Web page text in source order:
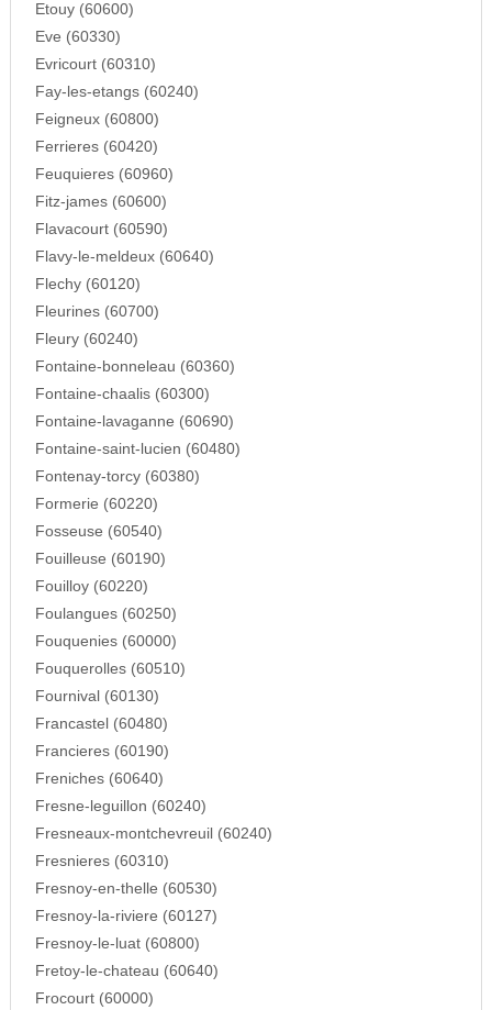
Etouy (60600)
Eve (60330)
Evricourt (60310)
Fay-les-etangs (60240)
Feigneux (60800)
Ferrieres (60420)
Feuquieres (60960)
Fitz-james (60600)
Flavacourt (60590)
Flavy-le-meldeux (60640)
Flechy (60120)
Fleurines (60700)
Fleury (60240)
Fontaine-bonneleau (60360)
Fontaine-chaalis (60300)
Fontaine-lavaganne (60690)
Fontaine-saint-lucien (60480)
Fontenay-torcy (60380)
Formerie (60220)
Fosseuse (60540)
Fouilleuse (60190)
Fouilloy (60220)
Foulangues (60250)
Fouquenies (60000)
Fouquerolles (60510)
Fournival (60130)
Francastel (60480)
Francieres (60190)
Freniches (60640)
Fresne-leguillon (60240)
Fresneaux-montchevreuil (60240)
Fresnieres (60310)
Fresnoy-en-thelle (60530)
Fresnoy-la-riviere (60127)
Fresnoy-le-luat (60800)
Fretoy-le-chateau (60640)
Frocourt (60000)